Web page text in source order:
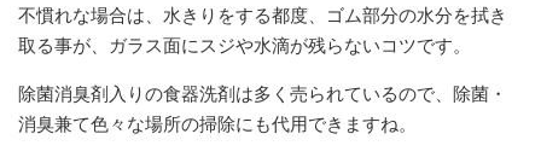
不慣れな場合は、水きりをする都度、ゴム部分の水分を拭き
取る事が、ガラス面にスジや水滴が残らないコツです。
除菌消臭剤入りの食器洗剤は多く売られているので、除菌・
消臭兼て色々な場所の掃除にも代用できますね。